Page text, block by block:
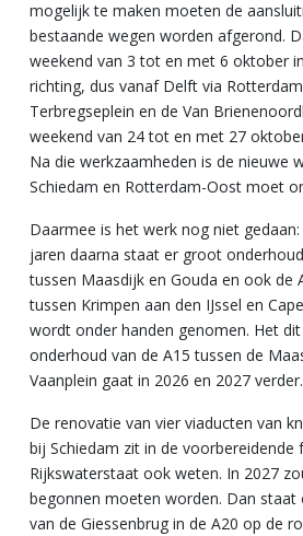
mogelijk te maken moeten de
bestaande wegen worden afgerond.
weekend van 3 tot en met 6 oktober
richting, dus vanaf Delft via
Terbregseplein en de Van
weekend van 24 tot en met 27
Na die werkzaamheden is de nieuwe
Schiedam en Rotterdam-Oost moet
Daarmee is het werk nog niet
jaren daarna staat er groot
tussen Maasdijk en Gouda en ook de
tussen Krimpen aan den IJssel en
wordt onder handen genomen. Het
onderhoud van de A15 tussen de
Vaanplein gaat in 2026 en 2027 verder.
De renovatie van vier viaducten van
bij Schiedam zit in de voorbereidende
Rijkswaterstaat ook weten. In 2027
begonnen moeten worden. Dan staat
van de Giessenbrug in de A20 op de